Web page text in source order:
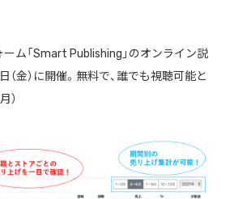
ーム「Smart Publishing」のオンライン説
（金）に開催。無料で、誰でも視聴可能と
）